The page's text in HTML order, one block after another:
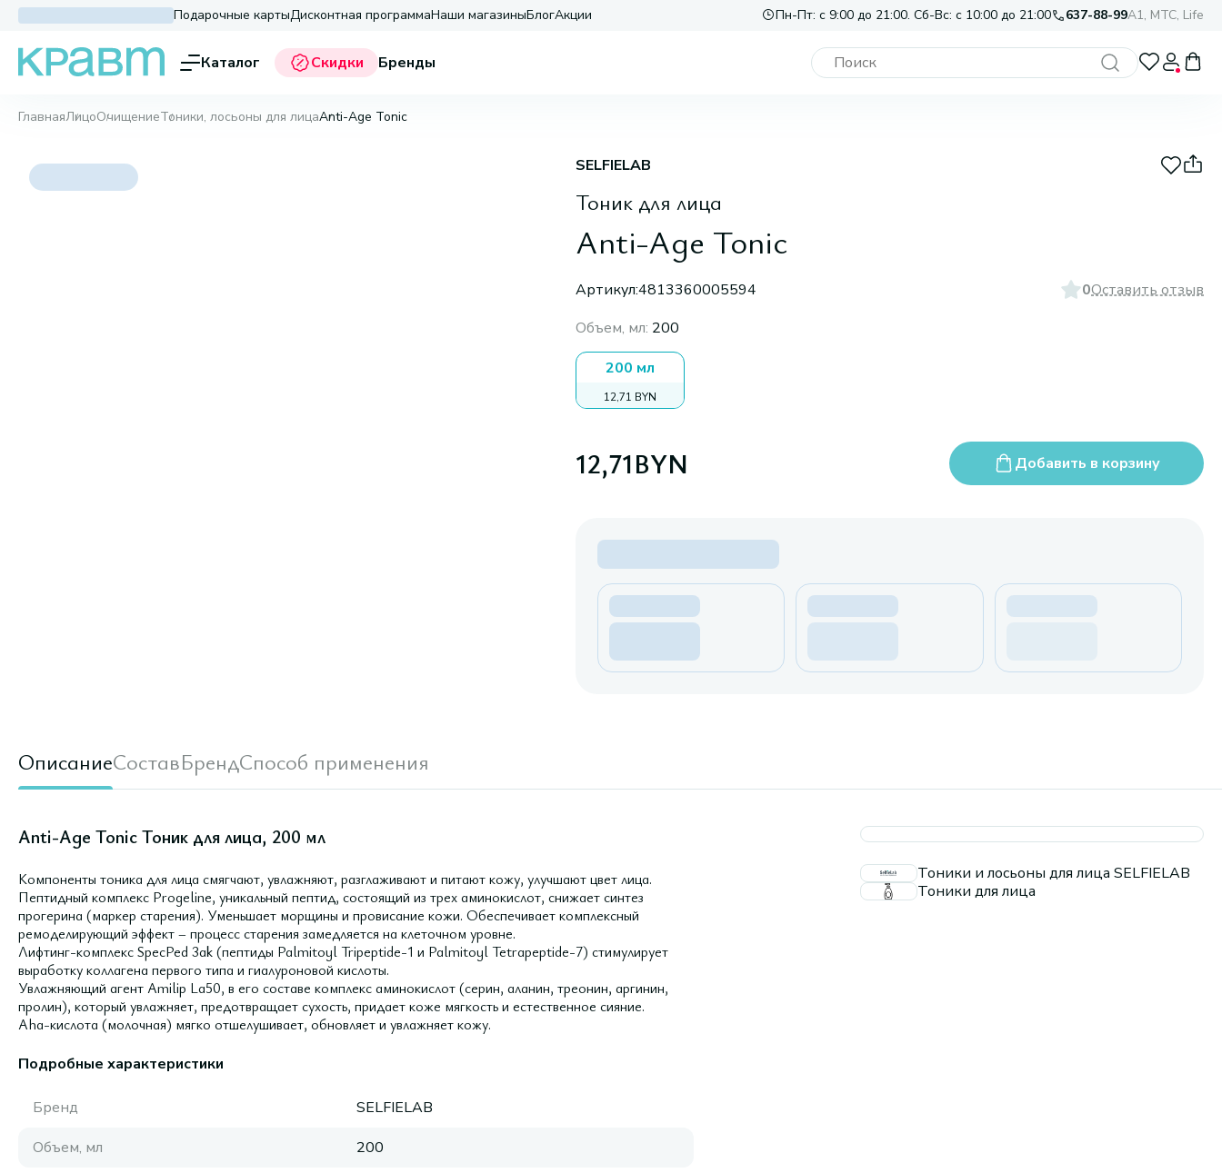
Подарочные картыДисконтная программаНаши магазиныБлогАкции Пн-Пт: с 9:00 до 21:00. Сб-Вс: с 10:00 до 21:00 637-88-99A1, МТС, Life
Каталог Скидки Бренды
ГлавнаяЛицоОчищениеТоники, лосьоны для лицаAnti-Age Tonic
SELFIELAB
Тоник для лица
Anti-Age Tonic
Артикул:4813360005594 0Оставить отзыв
Объем, мл: 200
200 мл
12,71 BYN
12,71BYN Добавить в корзину
ОписаниеСоставБрендСпособ применения
Anti-Age Tonic Тоник для лица, 200 мл
Компоненты тоника для лица смягчают, увлажняют, разглаживают и питают кожу, улучшают цвет лица.
Пептидный комплекс Progeline, уникальный пептид, состоящий из трех аминокислот, снижает синтез
прогерина (маркер старения). Уменьшает морщины и провисание кожи. Обеспечивает комплексный
ремоделирующий эффект – процесс старения замедляется на клеточном уровне.
Лифтинг-комплекс SpecPed 3ak (пептиды Palmitoyl Tripeptide-1 и Palmitoyl Tetrapeptide-7) стимулирует
выработку коллагена первого типа и гиалуроновой кислоты.
Увлажняющий агент Amilip La50, в его составе комплекс аминокислот (серин, аланин, треонин, аргинин,
пролин), который увлажняет, предотвращает сухость, придает коже мягкость и естественное сияние.
Aha-кислота (молочная) мягко отшелушивает, обновляет и увлажняет кожу.
Подробные характеристики
Бренд
SELFIELAB
Объем, мл
200
Тоники и лосьоны для лица SELFIELAB
Тоники для лица